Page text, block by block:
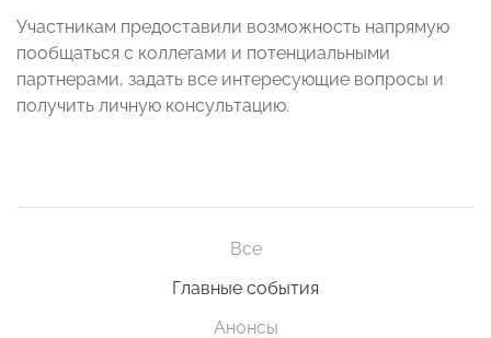
Участникам предоставили возможность напрямую
пообщаться с коллегами и потенциальными
партнерами, задать все интересующие вопросы и
получить личную консультацию.
Все
Главные события
Анонсы